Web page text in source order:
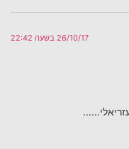
26/10/17 בשעה 22:42